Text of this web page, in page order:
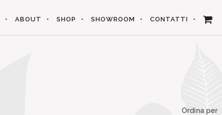
ABOUT SHOP SHOWROOM CONTATTI
Ordina per